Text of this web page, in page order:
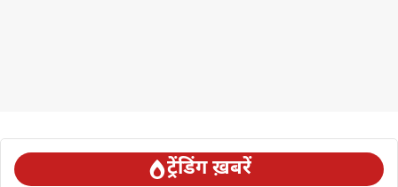
ट्रेंडिंग ख़बरें